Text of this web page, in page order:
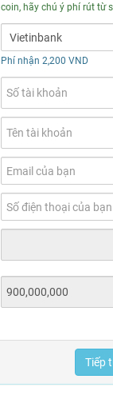
coin, hãy chú ý phí rút từ
Phí nhận 2,200 VND
Tiếp